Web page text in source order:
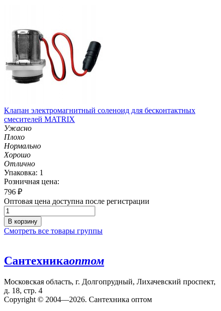
Клапан электромагнитный соленоид для бесконтактных
смесителей MATRIX
Ужасно
Плохо
Нормально
Хорошо
Отлично
Упаковка: 1
Розничная цена:
796 ₽
Оптовая цена доступна после регистрации
В корзину
Смотреть все товары группы
Сантехникаоптом
Московская область, г. Долгопрудный, Лихачевский проспект,
д. 18, стр. 4
Copyright © 2004—2026. Сантехника оптом